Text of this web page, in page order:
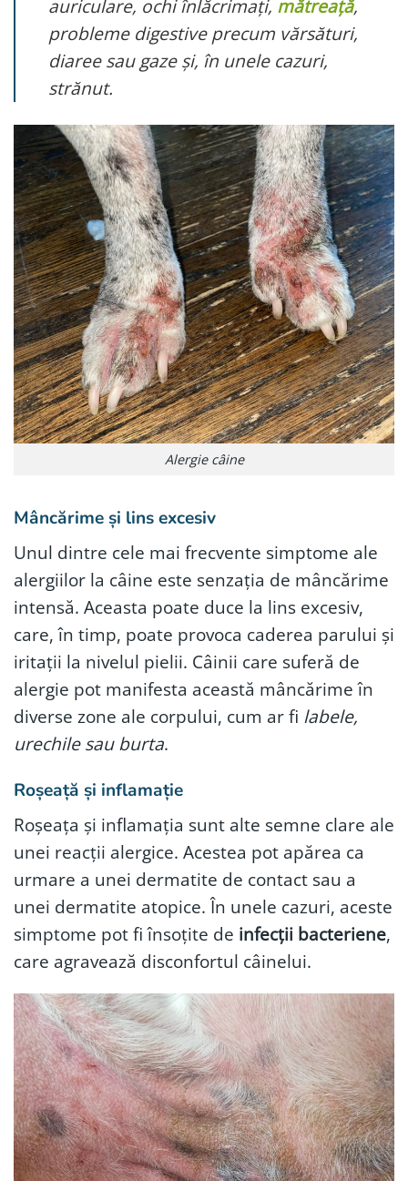
auriculare, ochi înlăcrimați, mătreață,
probleme digestive precum vărsături,
diaree sau gaze și, în unele cazuri,
strănut.
Alergie câine
Mâncărime și lins excesiv
Unul dintre cele mai frecvente simptome ale
alergiilor la câine este senzația de mâncărime
intensă. Aceasta poate duce la lins excesiv,
care, în timp, poate provoca caderea parului și
iritații la nivelul pielii. Câinii care suferă de
alergie pot manifesta această mâncărime în
diverse zone ale corpului, cum ar fi labele,
urechile sau burta.
Roșeață și inflamație
Roșeața și inflamația sunt alte semne clare ale
unei reacții alergice. Acestea pot apărea ca
urmare a unei dermatite de contact sau a
unei dermatite atopice. În unele cazuri, aceste
simptome pot fi însoțite de infecții bacteriene,
care agravează disconfortul câinelui.